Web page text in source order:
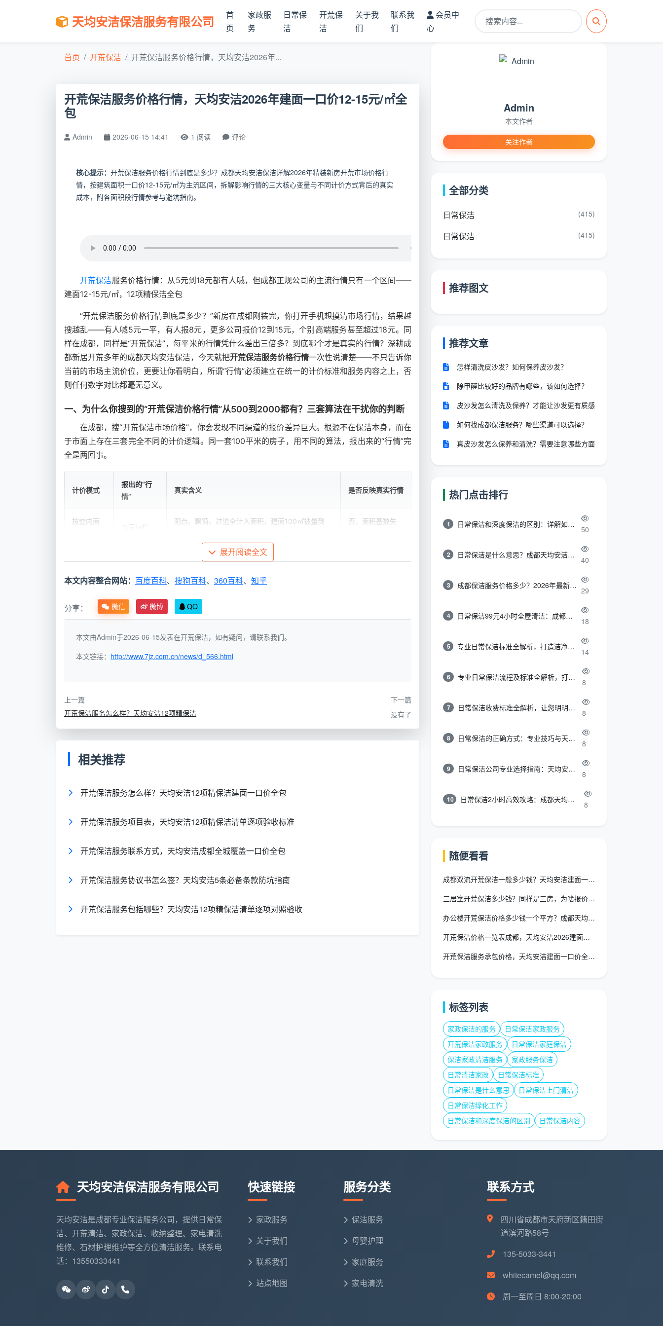
天均安洁保洁服务有限公司
首
页
家政服
务
日常保
洁
开荒保
洁
关于我
们
联系我
们
会员中
心
首页 开荒保洁 开荒保洁服务价格行情，天均安洁2026年...
开荒保洁服务价格行情，天均安洁2026年建面一口价12-15元/㎡全
包
Admin 2026-06-15 14:41 1 阅读 评论
核心提示： 开荒保洁服务价格行情到底是多少？成都天均安洁保洁详解2026年精装新房开荒市场价格行
情，按建筑面积一口价12-15元/㎡为主流区间，拆解影响行情的三大核心变量与不同计价方式背后的真实
成本，附各面积段行情参考与避坑指南。
开荒保洁服务价格行情：从5元到18元都有人喊，但成都正规公司的主流行情只有一个区间——
建面12-15元/㎡，12项精保洁全包
“开荒保洁服务价格行情到底是多少？”新房在成都刚装完，你打开手机想摸清市场行情，结果越
搜越乱——有人喊5元一平，有人报8元，更多公司报价12到15元，个别高端服务甚至超过18元。同
样在成都，同样是“开荒保洁”，每平米的行情凭什么差出三倍多？到底哪个才是真实的行情？深耕成
都新居开荒多年的成都天均安洁保洁，今天就把开荒保洁服务价格行情一次性说清楚——不只告诉你
当前的市场主流价位，更要让你看明白，所谓“行情”必须建立在统一的计价标准和服务内容之上，否
则任何数字对比都毫无意义。
一、为什么你搜到的“开荒保洁价格行情”从500到2000都有？三套算法在干扰你的判断
在成都，搜“开荒保洁市场价格”，你会发现不同渠道的报价差异巨大。根源不在保洁本身，而在
于市面上存在三套完全不同的计价逻辑。同一套100平米的房子，用不同的算法，报出来的“行情”完
全是两回事。
计价模式
报出的“行
情”
真实含义 是否反映真实行情
按套内面
“5元/㎡”
阳台、飘窗、过道全计入面积，建面100㎡被量到
否，面积基数失
价
“全屋开荒
800元”
进场后擦外窗、吸柜内、铲漆点全变增项，最终结账
轻松翻至1800+
否，初始报价不代
按建筑面
积一口价
全包
“12-15元/
㎡，12项全
按房产证建面计价，100平就是100平；12项精保洁
成都天均安洁保洁采用第三种方式。开荒保洁服务价格行情
二、成都天均安洁保洁：开荒保洁服务价格行情——2026年精装新房建面一口价
在成都天均安洁保洁，开荒保洁服务价格行情是一套完全公开、可自测的体系。以下为2026年
60-80㎡ 15元/㎡ 900 - 1200元
80-120㎡ 12-13元/㎡ 960 - 1560元
120-150㎡ 10-12元/㎡ 1200 - 1800元
表内总价已包含全部12项精保洁服务。半包或清包装修因漆点水泥渍更重，勘场后单价可
全屋几十个面板逐一细致擦拭，边缘腻子铲除干
地面漆点、水泥
点
不铲，或按点额外收费
全屋每一处漆点、腻子点、胶点手工铲除，含在
总价内
五金件、花洒、
龙头
可能用强酸劣质清洁剂，损伤镀
层
空调风口、灯带
风口滤网拆卸除尘，灯带槽深度吸尘
展开阅读全文
本文内容整合网站： 百度百科、 搜狗百科、 360百科、 知乎
分享： 微信 微博 QQ
本文由Admin于2026-06-15发表在开荒保洁，如有疑问，请联系我们。
本文链接： http://www.7jz.com.cn/news/d_566.html
上一篇
开荒保洁服务怎么样？天均安洁12项精保洁
下一篇
没有了
相关推荐
开荒保洁服务怎么样？天均安洁12项精保洁建面一口价全包
开荒保洁服务项目表，天均安洁12项精保洁清单逐项验收标准
开荒保洁服务联系方式，天均安洁成都全城覆盖一口价全包
开荒保洁服务协议书怎么签？天均安洁5条必备条款防坑指南
开荒保洁服务包括哪些？天均安洁12项精保洁清单逐项对照验收
Admin
本文作者
关注作者
全部分类
日常保洁 (415)
日常保洁 (415)
推荐图文
推荐文章
怎样清洗皮沙发？如何保养皮沙发？
除甲醛比较好的品牌有哪些，该如何选择？
皮沙发怎么清洗及保养？才能让沙发更有质感
如何找成都保洁服务？哪些渠道可以选择？
真皮沙发怎么保养和清洗？需要注意哪些方面
热门点击排行
1 日常保洁和深度保洁的区别：详解如何选择最适合的清洁服务
50
2 日常保洁是什么意思？成都天均安洁带你快速区分“日常vs深度vs开荒”
40
3 成都保洁服务价格多少？2026年最新报价表来了，这一篇看透所有费用
29
4 日常保洁99元4小时全屋清洁：成都天均安洁保洁超值服务全解析
18
5 专业日常保洁标准全解析，打造洁净舒适生活空间
14
6 专业日常保洁流程及标准全解析，打造洁净舒适环境
8
7 日常保洁收费标准全解析，让您明明白白消费
8
8 日常保洁的正确方式：专业技巧与天均安洁保洁服务全解析
8
9 日常保洁公司专业选择指南：天均安洁保洁服务全解析
8
10 日常保洁2小时高效攻略：成都天均安洁保洁专业时间管理方案
8
随便看看
成都双流开荒保洁一般多少钱？天均安洁建面一口价12-15元/
三居室开荒保洁多少钱？同样是三房，为啥报价从800到2000
办公楼开荒保洁价格多少钱一个平方？成都天均安洁2026收费标
开荒保洁价格一览表成都，天均安洁2026建面一口价全包透明价
开荒保洁服务承包价格，天均安洁建面一口价全包精保洁不增项
标签列表
家政保洁的服务
日常保洁家政服务
开荒保洁家政服务
日常保洁家庭保洁
保洁家政清洁服务
家政服务保洁
日常清洁家政
日常保洁标准
日常保洁是什么意思
日常保洁上门清洁
日常保洁绿化工作
日常保洁和深度保洁的区别
日常保洁内容
天均安洁保洁服务有限公司
天均安洁是成都专业保洁服务公司，提供日常保
洁、开荒清洁、家政保洁、收纳整理、家电清洗
维修、石材护理维护等全方位清洁服务。联系电
话：13550333441
快速链接
家政服务
关于我们
联系我们
站点地图
服务分类
保洁服务
母婴护理
家庭服务
家电清洗
联系方式
四川省成都市天府新区籍田街
道滨河路58号
135-5033-3441
whitecamel@qq.com
周一至周日 8:00-20:00